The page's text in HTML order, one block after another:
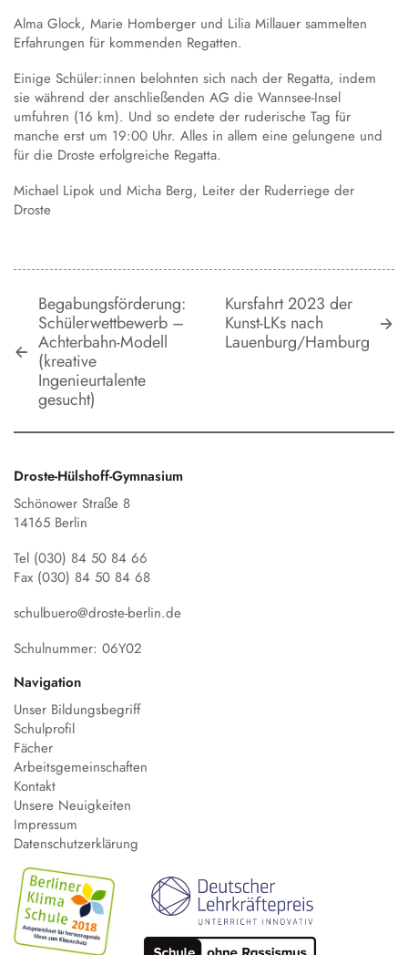
Alma Glock, Marie Homberger und Lilia Millauer sammelten
Erfahrungen für kommenden Regatten.
Einige Schüler:innen belohnten sich nach der Regatta, indem
sie während der anschließenden AG die Wannsee-Insel
umfuhren (16 km). Und so endete der ruderische Tag für
manche erst um 19:00 Uhr. Alles in allem eine gelungene und
für die Droste erfolgreiche Regatta.
Michael Lipok und Micha Berg, Leiter der Ruderriege der
Droste
Begabungsförderung:
Schülerwettbewerb –
Achterbahn-Modell
(kreative
Ingenieurtalente
gesucht)
Kursfahrt 2023 der
Kunst-LKs nach
Lauenburg/Hamburg
Droste-Hülshoff-Gymnasium
Schönower Straße 8
14165 Berlin
Tel (030) 84 50 84 66
Fax (030) 84 50 84 68
schulbuero@droste-berlin.de
Schulnummer: 06Y02
Navigation
Unser Bildungsbegriff
Schulprofil
Fächer
Arbeitsgemeinschaften
Kontakt
Unsere Neuigkeiten
Impressum
Datenschutzerklärung